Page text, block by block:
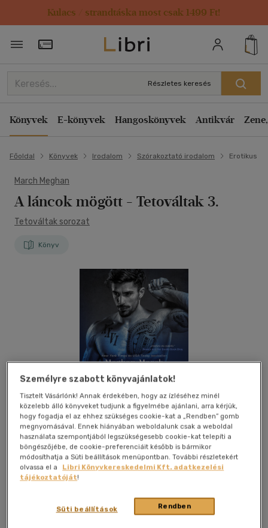
Kulacs / strandtáska most csak 1499 Ft!
Törzsvásárlói Kártya adatai
Részletes keresés
Könyvek E-könyvek Hangoskönyvek Antikvár
Főoldal Könyvek Irodalom Szórakoztató irodalom Erotikus
March Meghan
A láncok mögött - Tetováltak 3.
Tetováltak sorozat
Könyv
Kívánságlistához adom
(2 vélemény)
Személyre szabott könyvajánlatok!
Tisztelt Vásárlónk! Annak érdekében, hogy az ízléséhez minél
közelebb álló könyveket tudjunk a figyelmébe ajánlani, arra kérjük,
hogy fogadja el az ehhez szükséges cookie-kat a „Rendben” gomb
megnyomásával. Ennek hiányában weboldalunk csak a weboldal
használata szempontjából legszükségesebb cookie-kat telepíti a
böngészőjébe, de cookie-preferenciáit később is bármikor
módosíthatja a Süti beállítások menüpontban. További részletekért
olvassa el a
Libri Könyvkereskedelmi Kft. adatkezelési
tájékoztatóját!
Rendben
Süti beállítások